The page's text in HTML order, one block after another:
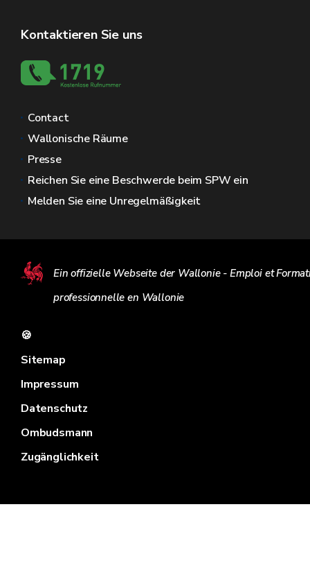
Kontaktieren Sie uns
Contact
Wallonische Räume
Presse
Reichen Sie eine Beschwerde beim SPW ein
Melden Sie eine Unregelmäßigkeit
Ein offizielle Webseite der Wallonie - Emploi et
professionnelle en Wallonie
🍪
Sitemap
Impressum
Datenschutz
Ombudsmann
Zugänglichkeit